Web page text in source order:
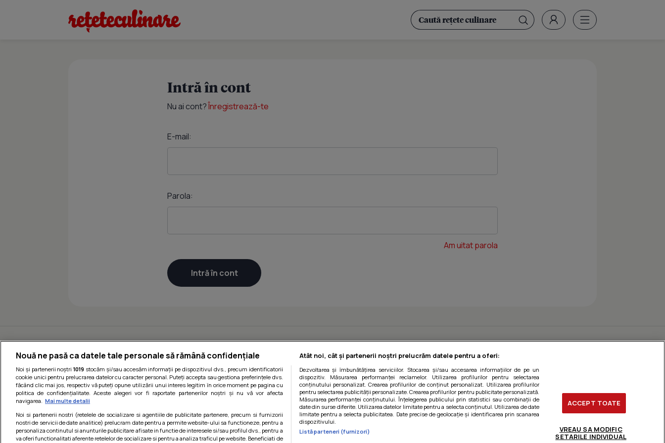
Intră în cont
Nu ai cont?Înregistrează-te
E-mail:
Parola:
Am uitat parola
Nouă ne pasă ca datele tale personale să rămână confidențiale
Noi și partenerii noștri1019 stocăm și/sau accesăm informații pe dispozitivul dvs., precum identificatorii
cookie unici pentru prelucrarea datelor cu caracter personal. Puteți accepta sau gestiona preferințele dvs.
făcând clic mai jos, respectiv vă puteți opune utilizării unui interes legitim în orice moment pe pagina cu
politica de confidențialitate. Aceste alegeri vor fi raportate partenerilor noștri și nu vă vor afecta
navigarea. Mai multe detalii
Noi si partenerii nostri (retelele de socializare si agentiile de publicitate partenere, precum si furnizorii
nostri de servicii de date analitice) prelucram date pentru a permite website-ului sa functioneze, pentru a
personaliza continutul si anunturile publicitare afisate in functie de interesele si/sau profilul dvs., pentru a
va oferi functionalitati aferente retelelor de socializare si pentru a analiza traficul pe website. Beneficiati de
Atât noi, cât și partenerii noștri prelucrăm datele pentru a oferi:
Dezvoltarea și îmbunătățirea serviciilor. Stocarea și/sau accesarea informațiilor de pe un
dispozitiv. Măsurarea performanței reclamelor. Utilizarea profilurilor pentru selectarea
conținutului personalizat. Crearea profilurilor de conținut personalizat. Utilizarea profilurilor
pentru selectarea publicității personalizate. Crearea profilurilor pentru publicitate personalizată.
Măsurarea performanței conținutului. Înțelegerea publicului prin statistici sau combinații de
date din surse diferite. Utilizarea datelor limitate pentru a selecta conținutul. Utilizarea de date
limitate pentru a selecta publicitatea. Date precise de geolocație și identificarea prin scanarea
dispozitivului.
Listă parteneri (furnizori)
ACCEPT TOATE
VREAU SA MODIFIC
SETARILE INDIVIDUAL